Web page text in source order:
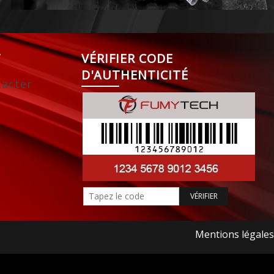
VÉRIFIER CODE
D'AUTHENTICITÉ
Mentions légales